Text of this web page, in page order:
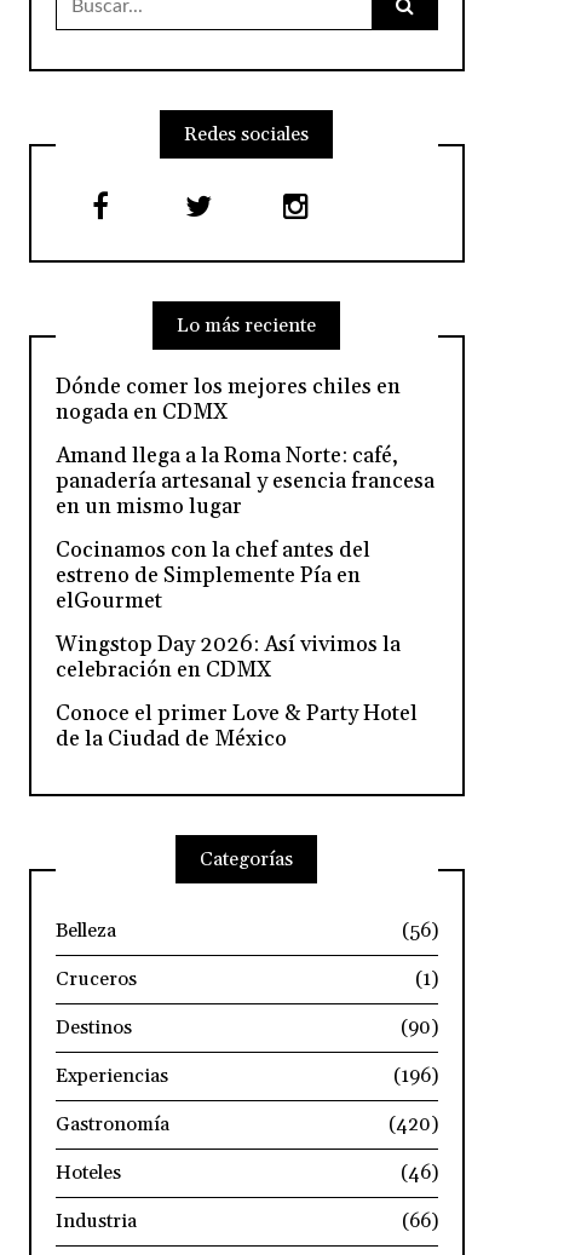
Redes sociales
Lo más reciente
Dónde comer los mejores chiles en
nogada en CDMX
Amand llega a la Roma Norte: café,
panadería artesanal y esencia francesa
en un mismo lugar
Cocinamos con la chef antes del
estreno de Simplemente Pía en
elGourmet
Wingstop Day 2026: Así vivimos la
celebración en CDMX
Conoce el primer Love & Party Hotel
de la Ciudad de México
Categorías
Belleza
(56)
Cruceros
(1)
Destinos
(90)
Experiencias
(196)
Gastronomía
(420)
Hoteles
(46)
Industria
(66)